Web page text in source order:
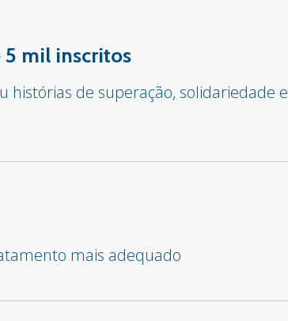
5 mil inscritos
histórias de superação, solidariedade e
mais adequado